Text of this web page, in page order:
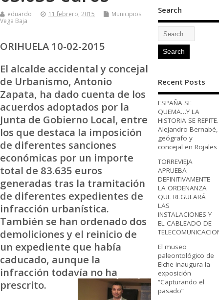
eduardo 11 febrero, 2015
Municipios
Vega Baja
ORIHUELA 10-02-2015
El alcalde accidental y concejal
de Urbanismo, Antonio
Zapata, ha dado cuenta de los
acuerdos adoptados por la
Junta de Gobierno Local, entre
los que destaca la imposición
de diferentes sanciones
económicas por un importe
total de 83.635 euros
generadas tras la tramitación
de diferentes expedientes de
infracción urbanística.
También se han ordenado dos
demoliciones y el reinicio de
un expediente que había
caducado, aunque la
infracción todavía no ha
prescrito.
Search
Recent Posts
ESPAÑA SE
QUEMA…Y LA
HISTORIA SE REPITE.
Alejandro Bernabé,
geógrafo y
concejal en Rojales
TORREVIEJA
APRUEBA
DEFINITIVAMENTE
LA ORDENANZA
QUE REGULARÁ
LAS
INSTALACIONES Y
EL CABLEADO DE
El museo
paleontológico de
Elche inaugura la
exposición
“Capturando el
pasado”